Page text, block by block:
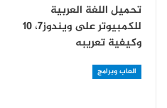
تحميل اللغة العربية
للكمبيوتر على ويندوز7، 10
وكيفية تعريبه
العاب وبرامج